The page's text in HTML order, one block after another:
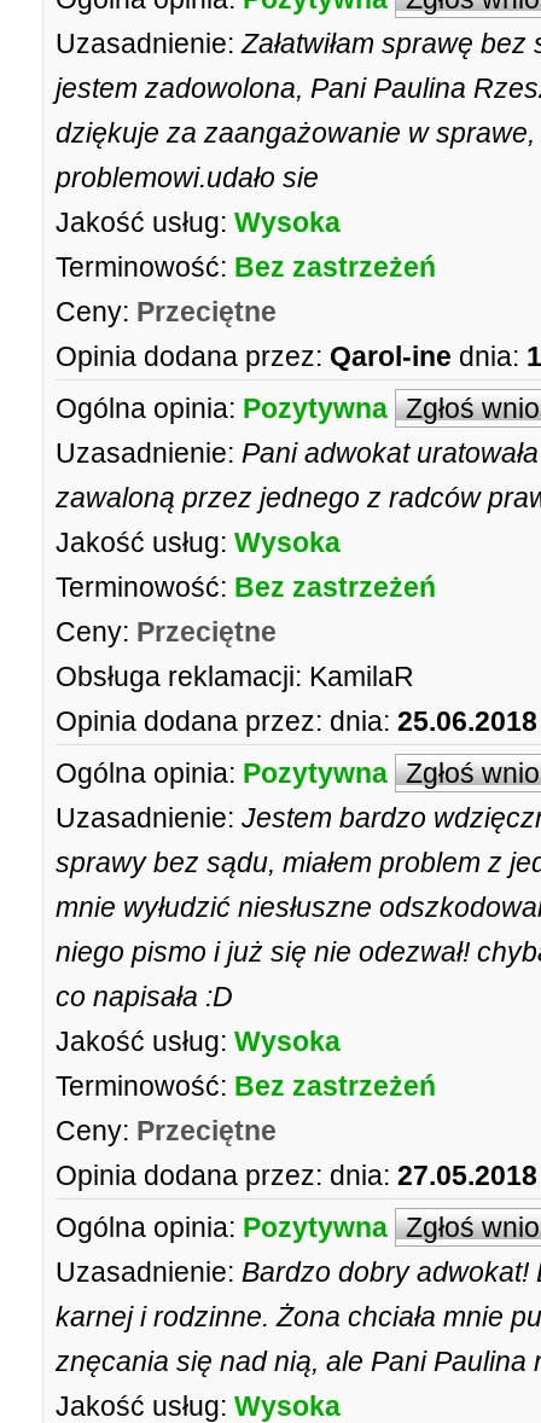
Uzasadnienie: Załatwiłam sprawę
jestem zadowolona, Pani Paulina
dziękuje za zaangażowanie w
problemowi.udało sie
Jakość usług: Wysoka
Terminowość: Bez zastrzeżeń
Ceny: Przeciętne
Opinia dodana przez: Qarol-ine dnia:
Ogólna opinia: Pozytywna Zgłoś
Uzasadnienie: Pani adwokat
zawaloną przez jednego z radców
Jakość usług: Wysoka
Terminowość: Bez zastrzeżeń
Ceny: Przeciętne
Obsługa reklamacji: KamilaR
Opinia dodana przez: dnia:
Ogólna opinia: Pozytywna Zgłoś
Uzasadnienie: Jestem bardzo
sprawy bez sądu, miałem problem z
mnie wyłudzić niesłuszne
niego pismo i już się nie odezwał!
co napisała :D
Jakość usług: Wysoka
Terminowość: Bez zastrzeżeń
Ceny: Przeciętne
Opinia dodana przez: dnia:
Ogólna opinia: Pozytywna Zgłoś
Uzasadnienie: Bardzo dobry adwokat!
karnej i rodzinne. Żona chciała mnie
znęcania się nad nią, ale Pani Paulina
Jakość usług: Wysoka